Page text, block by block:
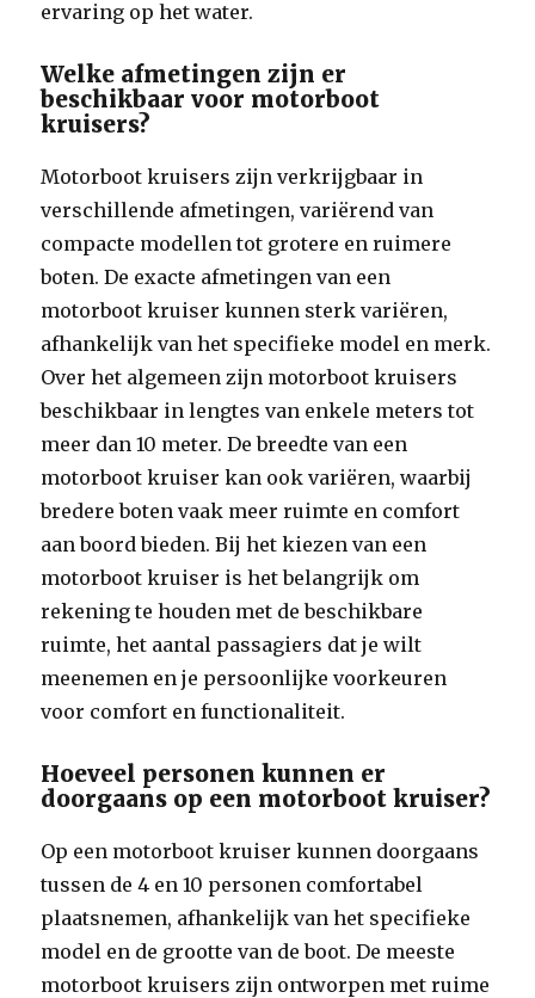
ervaring op het water.
Welke afmetingen zijn er
beschikbaar voor motorboot
kruisers?
Motorboot kruisers zijn verkrijgbaar in
verschillende afmetingen, variërend van
compacte modellen tot grotere en ruimere
boten. De exacte afmetingen van een
motorboot kruiser kunnen sterk variëren,
afhankelijk van het specifieke model en merk.
Over het algemeen zijn motorboot kruisers
beschikbaar in lengtes van enkele meters tot
meer dan 10 meter. De breedte van een
motorboot kruiser kan ook variëren, waarbij
bredere boten vaak meer ruimte en comfort
aan boord bieden. Bij het kiezen van een
motorboot kruiser is het belangrijk om
rekening te houden met de beschikbare
ruimte, het aantal passagiers dat je wilt
meenemen en je persoonlijke voorkeuren
voor comfort en functionaliteit.
Hoeveel personen kunnen er
doorgaans op een motorboot kruiser?
Op een motorboot kruiser kunnen doorgaans
tussen de 4 en 10 personen comfortabel
plaatsnemen, afhankelijk van het specifieke
model en de grootte van de boot. De meeste
motorboot kruisers zijn ontworpen met ruime